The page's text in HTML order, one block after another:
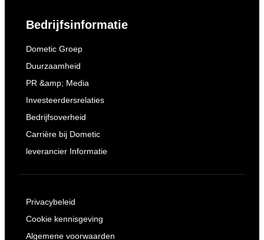
Bedrijfsinformatie
Dometic Groep
Duurzaamheid
PR &amp; Media
Investeerdersrelaties
Bedrijfsoverheid
Carrière bij Dometic
leverancier Informatie
Privacybeleid
Cookie kennisgeving
Algemene voorwaarden